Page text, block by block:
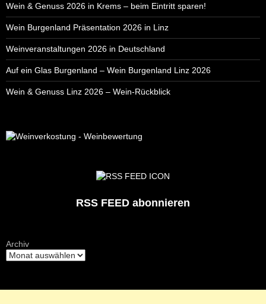
Wein & Genuss 2026 in Krems – beim Eintritt sparen!
Wein Burgenland Präsentation 2026 in Linz
Weinveranstaltungen 2026 in Deutschland
Auf ein Glas Burgenland – Wein Burgenland Linz 2026
Wein & Genuss Linz 2026 – Wein-Rückblick
RSS FEED abonnieren
Archiv